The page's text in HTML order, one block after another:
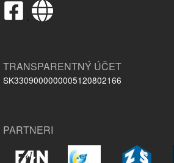
,
TRANSPARENTNÝ ÚČET
SK3309000000005120802166
PARTNERI